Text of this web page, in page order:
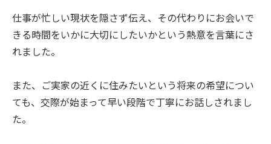
仕事が忙しい現状を隠さず伝え、その代わりにお会いで
きる時間をいかに大切にしたいかという熱意を言葉にさ
れました。
また、ご実家の近くに住みたいという将来の希望につい
ても、交際が始まって早い段階で丁寧にお話しされまし
た。